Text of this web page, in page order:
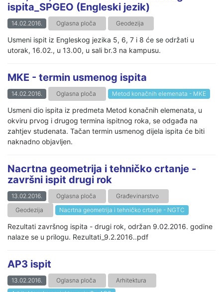
ispita_SPGEO (Engleski jezik)
14.02.2016. Oglasna ploča Geodezija
Usmeni ispit iz Engleskog jezika 5, 6, 7 i 8 će se održati u
utorak, 16.02., u 13.00, u sali br.3 na kampusu.
MKE - termin usmenog ispita
14.02.2016. Oglasna ploča Metod konačnih elemenata - MKE
Usmeni dio ispita iz predmeta Metod konačnih elemenata, u
okviru prvog i drugog termina ispitnog roka, se odgađa na
zahtjev studenata. Tačan termin usmenog dijela ispita će biti
naknadno objavljen.
Nacrtna geometrija i tehničko crtanje -
završni ispit drugi rok
13.02.2016. Oglasna ploča
Građevinarstvo
Geodezija
Nacrtna geometrija i tehničko crtanje - NGTC
Rezultati završnog ispita - drugi rok, održan 9.02.2016. godine
nalaze se u prilogu. Rezultati_9.2.2016..pdf
AP3 ispit
13.02.2016. Oglasna ploča
Arhitektura